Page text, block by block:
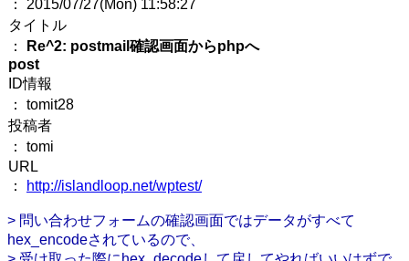
： 2015/07/27(Mon) 11:58:27
タイトル
：
Re^2: postmail確認画面からphpへ
post
ID情報
： tomit28
投稿者
： tomi
URL
：
http://islandloop.net/wptest/
> 問い合わせフォームの確認画面ではデータがすべて
hex_encodeされているので、